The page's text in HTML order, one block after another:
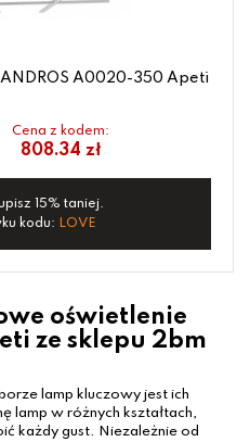
A0020-350 Apeti
Cena z kodem:
808.34 zł
15% taniej.
kodu: LOVE
oświetlenie
ze sklepu 2bm
lamp kluczowy jest ich
lamp w różnych kształtach,
każdy gust. Niezależnie od